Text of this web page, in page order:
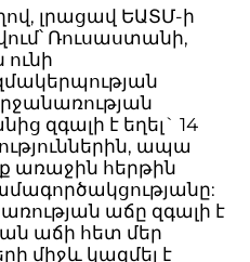
լրացավ ԵԱՏՄ-ի
Ռուսաստանի,
զգալի է եղել` 14
ապա
առաջին հերթին
աճը զգալի է
աճի հետ մեր
միջև կազմել է